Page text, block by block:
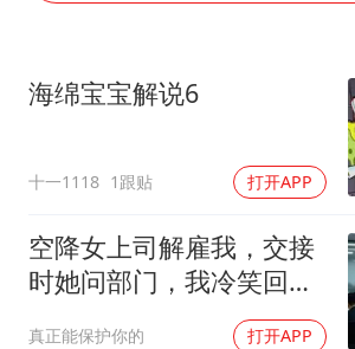
夯实基础开新局
海绵宝宝解说6
十一1118 1跟贴 打开APP
空降女上司解雇我，交接
时她问部门，我冷笑回
真正能保护你的 打开APP